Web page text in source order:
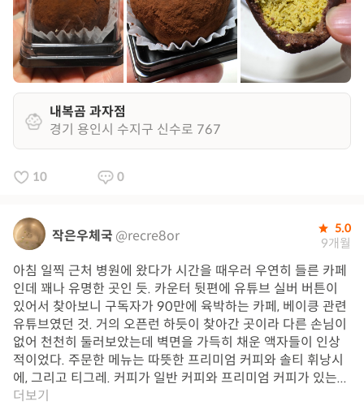
내복곰 과자점
경기 용인시 수지구 신수로 767
10 0
작은우체국 @recre8or 5.0
9개월
아침 일찍 근처 병원에 왔다가 시간을 때우러 우연히 들른 카페
인데 꽤나 유명한 곳인 듯. 카운터 뒷편에 유튜브 실버 버튼이
있어서 찾아보니 구독자가 90만에 육박하는 카페, 베이킁 관련
유튜브였던 것. 거의 오픈런 하듯이 찾아간 곳이라 다른 손님이
없어 천천히 둘러보았는데 벽면을 가득히 채운 액자들이 인상
적이었다. 주문한 메뉴는 따뜻한 프리미엄 커피와 솔티 휘낭시
에, 그리고 티그레. 커피가 일반 커피와 프리미엄 커피가 있는...
더보기